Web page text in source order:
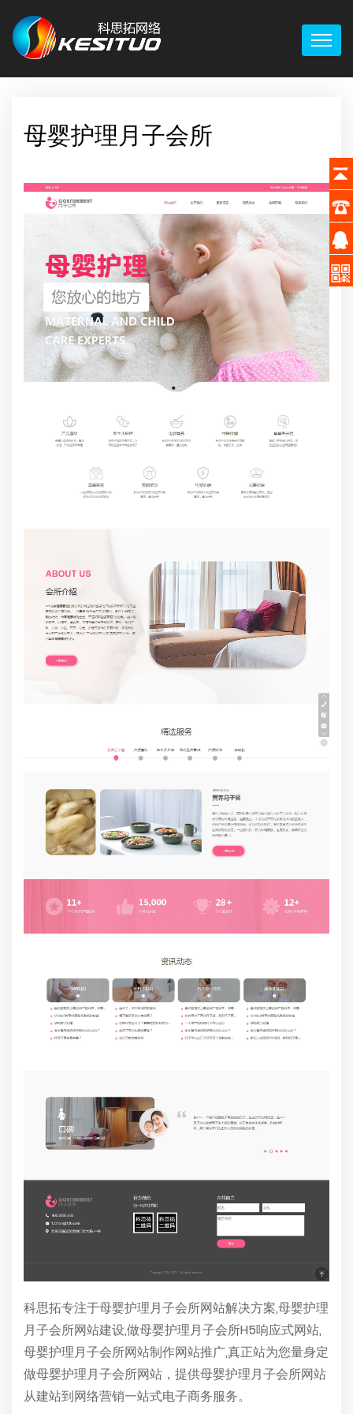
母婴护理月子会所
科思拓专注于母婴护理月子会所网站解决方案,母婴护理
月子会所网站建设,做母婴护理月子会所H5响应式网站,
母婴护理月子会所网站制作网站推广,真正站为您量身定
做母婴护理月子会所网站，提供母婴护理月子会所网站
从建站到网络营销一站式电子商务服务。